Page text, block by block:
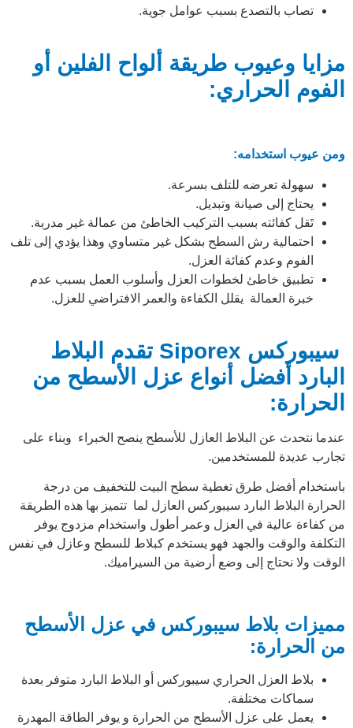
تصاب بالتصدع بسبب عوامل جوية.
مزايا وعيوب طريقة ألواح الفلين أو
الفوم الحراري:
ومن عيوب استخدامه:
سهولة تعرضه للتلف بسرعة.
يحتاج إلى صيانة وتبديل.
تَقل كفائته بسبب التركيب الخاطئ من عمالة غير مدربة.
احتمالية رش السطح بشكل غير متساوي وهذا يؤدي إلى تلف
الفوم وعدم كفائة العزل.
تطبيق خاطئ لخطوات العزل وأسلوب العمل بسبب عدم
خبرة العمالة يقلل الكفاءة والعمر الافتراضي للعزل.
سيبوركس Siporex تقدم البلاط
البارد أفضل أنواع عزل الأسطح من
الحرارة:
عندما نتحدث عن البلاط العازل للأسطح ينصح الخبراء وبناء على
تجارب عديدة للمستخدمين.
باستخدام أفضل طرق تغطية سطح البيت للتخفيف من درجة
الحرارة البلاط البارد سيبوركس العازل لما تتميز بها هذه الطريقة
من كفاءة عالية في العزل وعمر أطول واستخدام مزدوج يوفر
التكلفة والوقت والجهد فهو يستخدم كبلاط للسطح وعازل في نفس
الوقت ولا نحتاج إلى وضع أرضية من السيراميك.
مميزات بلاط سيبوركس في عزل الأسطح
من الحرارة:
بلاط العزل الحراري سيبوركس أو البلاط البارد متوفر بعدة
سماكات مختلفة.
يعمل على عزل الأسطح من الحرارة و يوفر الطاقة المهدرة